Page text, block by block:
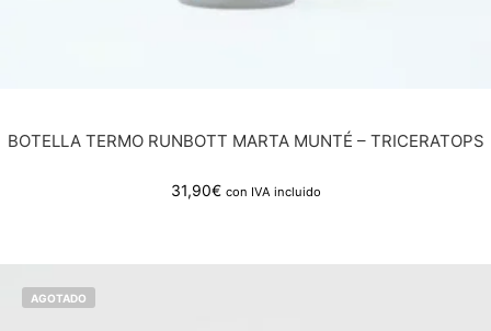
BOTELLA TERMO RUNBOTT MARTA MUNTÉ – TRICERATOPS
31,90€ con IVA incluido
AGOTADO